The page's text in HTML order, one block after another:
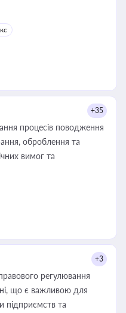
+35
процесів поводження
оброблення та
вимог та
+3
регулювання
що є важливою для
підприємств та